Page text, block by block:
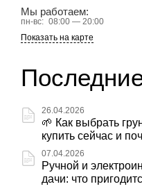
Мы работаем:
пн-вс: 08:00 — 20:00
Показать на карте
26.04.2026
🌱 Как выбрать
купить сейчас и
07.04.2026
Ручной и
дачи: что